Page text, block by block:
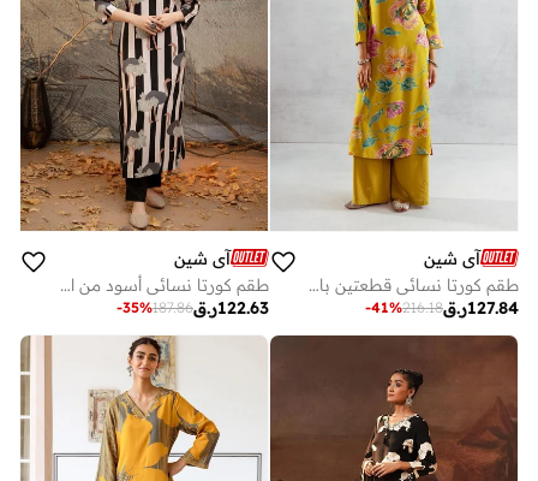
آي شين
طقم كورتا نسائي قطعتين باللون الأخضر من الرايون بطبعة، طول أسفل الساق، مع بنطلون بالازو بقصة مستقيمة
ر.ق127.84
216.18
-41%
آي شين
طقم كورتا نسائي أسود من الرايون مطرز بالكامل مع بنطلون بالازو مستقيم
ر.ق122.63
187.86
-35%